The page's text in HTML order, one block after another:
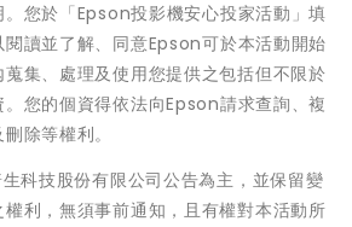
您於「Epson投影機安心投家活動」填
讀並了解、同意Epson可於本活動開始
集、處理及使用您提供之包括但不限於
您的個資得依法向Epson請求查詢、複
除等權利。
科技股份有限公司公告為主，並保留變
利，無須事前通知，且有權對本活動所